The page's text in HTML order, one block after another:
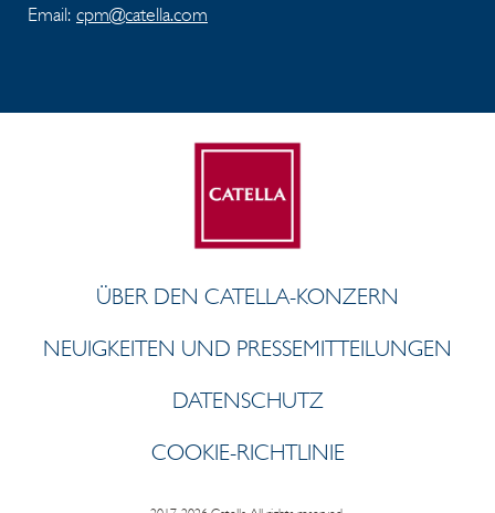
Email: cpm@catella.com
ÜBER DEN CATELLA-KONZERN
NEUIGKEITEN UND PRESSEMITTEILUNGEN
DATENSCHUTZ
COOKIE-RICHTLINIE